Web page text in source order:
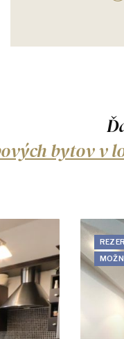
bytov v